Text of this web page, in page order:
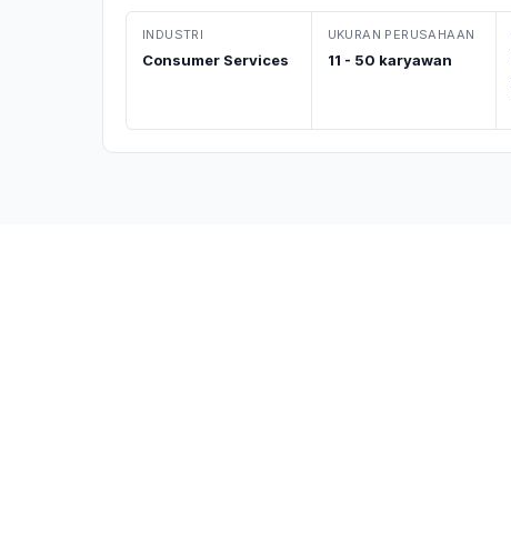
INDUSTRI
Consumer Services
UKURAN PERUSAHAAN
11 - 50 karyawan